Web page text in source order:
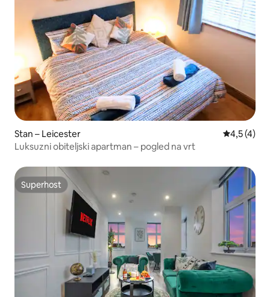
Stan – Leicester Prosječna
4,5 (4)
Luksuzni obiteljski apartman – pogled na vrt
Superhost
Superhost